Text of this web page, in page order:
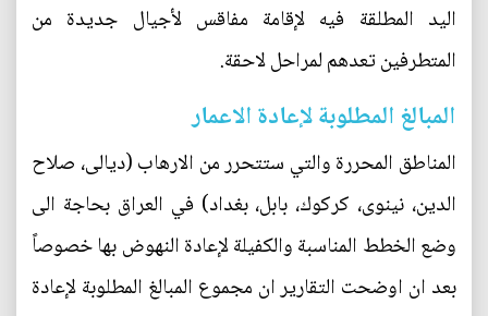
اليد المطلقة فيه لإقامة مفاقس لأجيال جديدة من
المتطرفين تعدهم لمراحل لاحقة.
المبالغ المطلوبة لإعادة الاعمار
المناطق المحررة والتي ستتحرر من الارهاب (ديالى، صلاح
الدين، نينوى، كركوك، بابل، بغداد) في العراق بحاجة الى
وضع الخطط المناسبة والكفيلة لإعادة النهوض بها خصوصاً
بعد ان اوضحت التقارير ان مجموع المبالغ المطلوبة لإعادة